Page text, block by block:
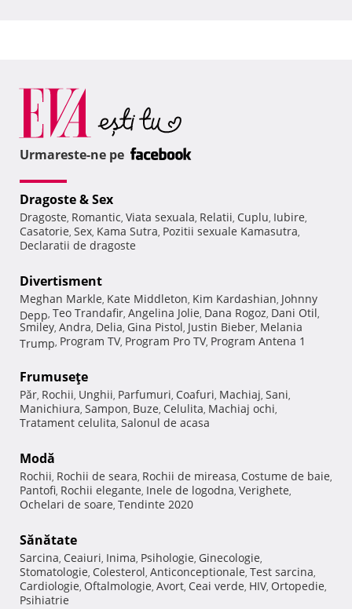
Urmareste-ne pe
Dragoste & Sex
Dragoste, Romantic, Viata sexuala, Relatii, Cuplu, Iubire,
Casatorie, Sex, Kama Sutra, Pozitii sexuale Kamasutra,
Declaratii de dragoste
Divertisment
Meghan Markle, Kate Middleton, Kim Kardashian, Johnny
Depp, Teo Trandafir, Angelina Jolie, Dana Rogoz, Dani Otil,
Smiley, Andra, Delia, Gina Pistol, Justin Bieber, Melania
Trump, Program TV, Program Pro TV, Program Antena 1
Frumuseţe
Păr, Rochii, Unghii, Parfumuri, Coafuri, Machiaj, Sani,
Manichiura, Sampon, Buze, Celulita, Machiaj ochi,
Tratament celulita, Salonul de acasa
Modă
Rochii, Rochii de seara, Rochii de mireasa, Costume de baie,
Pantofi, Rochii elegante, Inele de logodna, Verighete,
Ochelari de soare, Tendinte 2020
Sănătate
Sarcina, Ceaiuri, Inima, Psihologie, Ginecologie,
Stomatologie, Colesterol, Anticonceptionale, Test sarcina,
Cardiologie, Oftalmologie, Avort, Ceai verde, HIV, Ortopedie,
Psihiatrie